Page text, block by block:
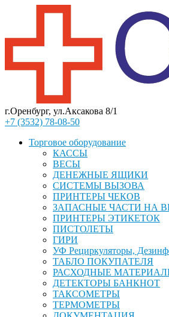
г.Оренбург, ул.Аксакова 8/1
+7 (3532) 78-08-50
Торговое оборудование
КАССЫ
ВЕСЫ
ДЕНЕЖНЫЕ ЯЩИКИ
СИСТЕМЫ ВЫЗОВА
ПРИНТЕРЫ ЧЕКОВ
ЗАПАСНЫЕ ЧАСТИ НА
ПРИНТЕРЫ ЭТИКЕТОК
ПИСТОЛЕТЫ
ГИРИ
УФ Рециркуляторы,
ТАБЛО ПОКУПАТЕЛЯ
РАСХОДНЫЕ
ДЕТЕКТОРЫ БАНКНОТ
ТАКСОМЕТРЫ
ТЕРМОМЕТРЫ